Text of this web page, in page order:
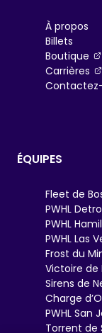
À propos
Billets
Boutique
Carrières
ÉQUIPES
Fleet de
PWHL
PWHL
PWHL Las
Frost du
Victoire de
Sirens de
Charge
PWHL San
Torrent de